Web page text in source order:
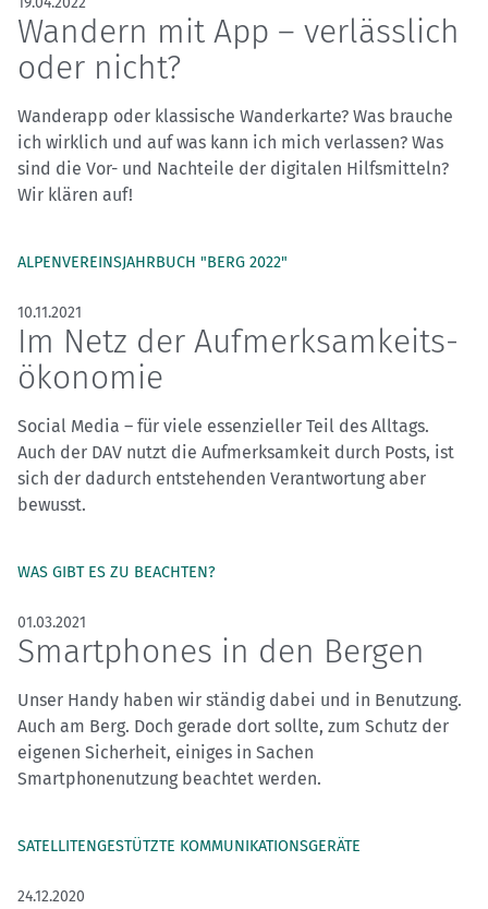
Wandern mit App – verlässlich
oder nicht?
Wanderapp oder klassische Wanderkarte? Was brauche
ich wirklich und auf was kann ich mich verlassen? Was
sind die Vor- und Nachteile der digitalen Hilfsmitteln?
Wir klären auf!
ALPENVEREINSJAHRBUCH "BERG 2022"
10.11.2021
Im Netz der Aufmerksamkeits­
ökonomie
Social Media – für viele essenzieller Teil des Alltags.
Auch der DAV nutzt die Aufmerksamkeit durch Posts, ist
sich der dadurch entstehenden Verantwortung aber
bewusst.
WAS GIBT ES ZU BEACHTEN?
01.03.2021
Smartphones in den Bergen
Unser Handy haben wir ständig dabei und in Benutzung.
Auch am Berg. Doch gerade dort sollte, zum Schutz der
eigenen Sicherheit, einiges in Sachen
Smartphonenutzung beachtet werden.
SATELLITENGESTÜTZTE KOMMUNIKATIONSGERÄTE
24.12.2020